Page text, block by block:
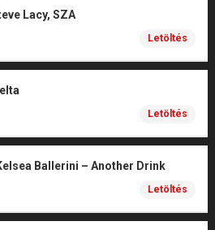
Lacy, SZA
Letöltés
Letöltés
Ballerini – Another Drink
Letöltés